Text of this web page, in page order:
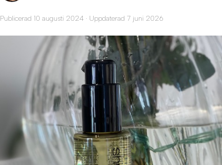
Publicerad 10 augusti 2024 · Uppdaterad 7 juni 2026